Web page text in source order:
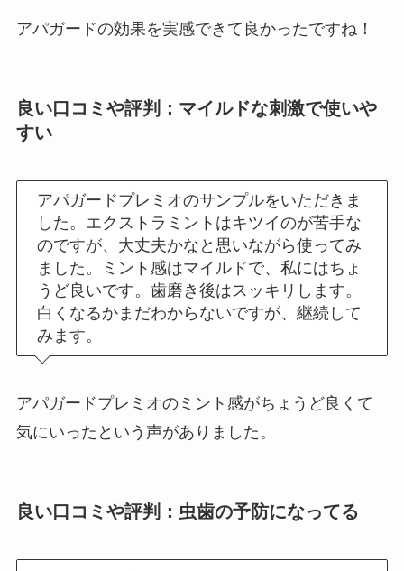
アパガードの効果を実感できて良かったですね！
良い口コミや評判：マイルドな刺激で使いや
すい
アパガードプレミオのサンプルをいただきま
した。エクストラミントはキツイのが苦手な
のですが、大丈夫かなと思いながら使ってみ
ました。ミント感はマイルドで、私にはちょ
うど良いです。歯磨き後はスッキリします。
白くなるかまだわからないですが、継続して
みます。
アパガードプレミオのミント感がちょうど良くて
気にいったという声がありました。
良い口コミや評判：虫歯の予防になってる